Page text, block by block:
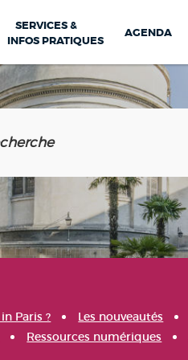
SERVICES &
INFOS PRATIQUES
AGENDA
Paris ? Les nouveautés
Ressources numériques